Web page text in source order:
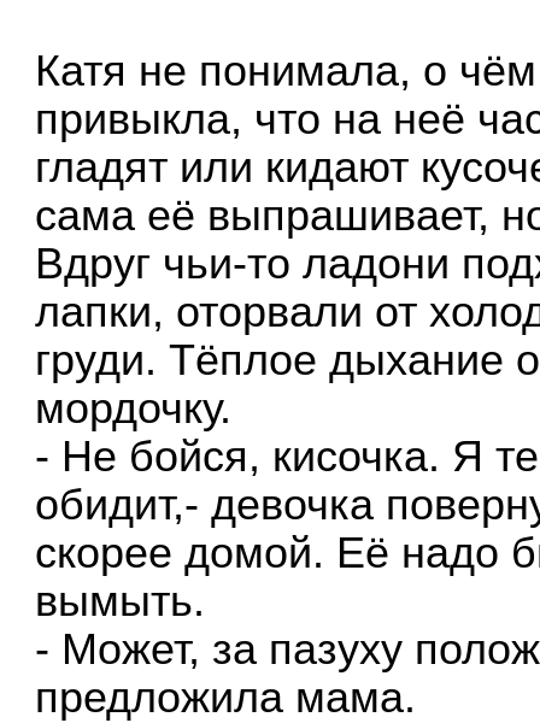
Катя не понимала, о
привыкла, что на неё
гладят или кидают
сама её выпрашивает,
Вдруг чьи-то ладони
лапки, оторвали от
груди. Тёплое дыхание
мордочку.
- Не бойся, кисочка. Я
обидит,- девочка
скорее домой. Её надо
вымыть.
- Может, за пазуху
предложила мама.